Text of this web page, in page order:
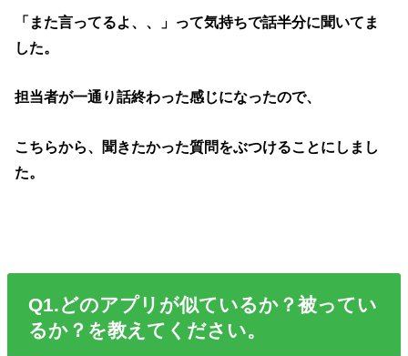
「また言ってるよ、、」って気持ちで話半分に聞いてま
した。
担当者が一通り話終わった感じになったので、
こちらから、聞きたかった質問をぶつけることにしまし
た。
Q1.どのアプリが似ているか？被ってい
るか？を教えてください。